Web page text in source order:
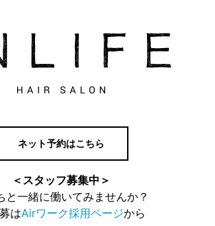
ネット予約はこちら
＜スタッフ募集中＞
と一緒に働いてみませんか？
はAirワーク採用ページから